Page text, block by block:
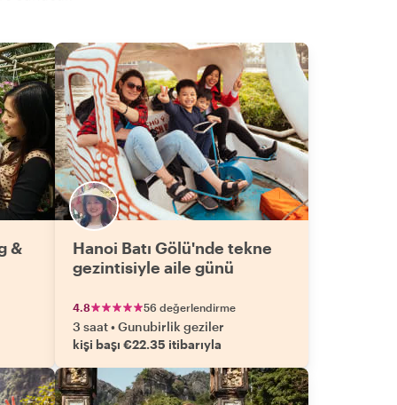
&
Hanoi Batı Gölü'nde tekne
gezintisiyle aile günü
4.8 56 değerlendirme
3 saat•Gunubirlik geziler
kişi başı €22.35 itibarıyla